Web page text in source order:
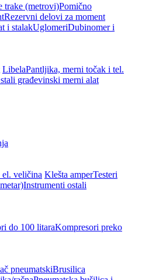
trake (metrovi)Pomično
Rezervni delovi za moment
i stalakUglomeriDubinomer i
LibelaPantljika, merni točak i tel.
građevinski merni alat
el. veličina Klešta amperTesteri
Instrumenti ostali
do 100 litaraKompresori preko
pneumatskiBrusilica